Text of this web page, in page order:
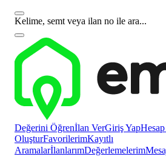
Kelime, semt veya ilan no ile ara...
Değerini Öğrenİlan VerGiriş Yap
OluşturFavorilerimKayıtlı
AramalarİlanlarımDeğerlemelerim